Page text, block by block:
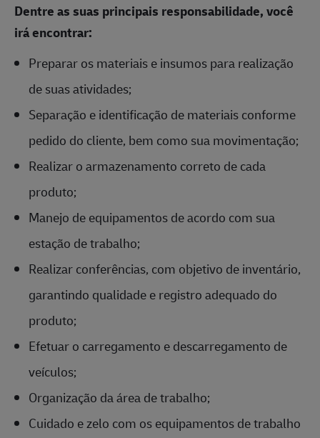
Dentre as suas principais responsabilidade, você
irá encontrar:
Preparar os materiais e insumos para realização
de suas atividades;
Separação e identificação de materiais conforme
pedido do cliente, bem como sua movimentação;
Realizar o armazenamento correto de cada
produto;
Manejo de equipamentos de acordo com sua
estação de trabalho;
Realizar conferências, com objetivo de inventário,
garantindo qualidade e registro adequado do
produto;
Efetuar o carregamento e descarregamento de
veículos;
Organização da área de trabalho;
Cuidado e zelo com os equipamentos de trabalho